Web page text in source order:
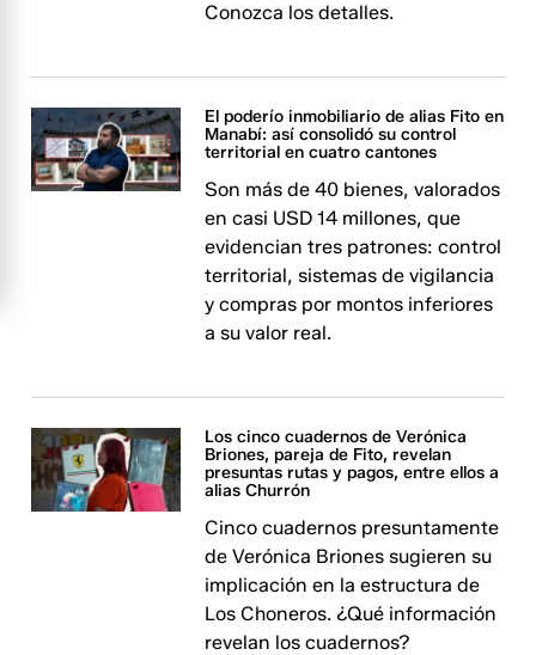
Conozca los detalles.
El poderío inmobiliario de alias Fito en
Manabí: así consolidó su control
territorial en cuatro cantones
Son más de 40 bienes, valorados
en casi USD 14 millones, que
evidencian tres patrones: control
territorial, sistemas de vigilancia
y compras por montos inferiores
a su valor real.
Los cinco cuadernos de Verónica
Briones, pareja de Fito, revelan
presuntas rutas y pagos, entre ellos a
alias Churrón
Cinco cuadernos presuntamente
de Verónica Briones sugieren su
implicación en la estructura de
Los Choneros. ¿Qué información
revelan los cuadernos?